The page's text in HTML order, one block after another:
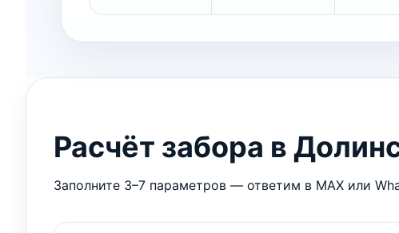
Расчёт забора в
Заполните 3–7 параметров — ответим в MAX или